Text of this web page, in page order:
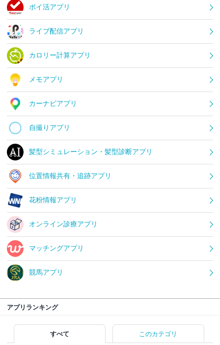
ポイ活アプリ
ライブ配信アプリ
カロリー計算アプリ
メモアプリ
カーナビアプリ
自撮りアプリ
髪型シミュレーション・髪型診断アプリ
位置情報共有・追跡アプリ
花粉情報アプリ
オンライン診療アプリ
マッチングアプリ
競馬アプリ
アプリランキング
すべて このカテゴリ